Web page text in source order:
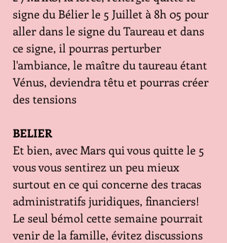
signe du Bélier le 5 Juillet à 8h 05 pour
aller dans le signe du Taureau et dans
ce signe, il pourras perturber
l'ambiance, le maître du taureau étant
Vénus, deviendra têtu et pourras créer
des tensions
BELIER
Et bien, avec Mars qui vous quitte le 5
vous vous sentirez un peu mieux
surtout en ce qui concerne des tracas
administratifs juridiques, financiers!
Le seul bémol cette semaine pourrait
venir de la famille, évitez discussions